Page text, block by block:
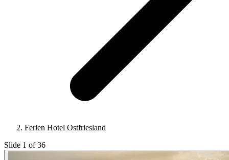
Ferien Hotel Ostfriesland
Slide 1 of 36